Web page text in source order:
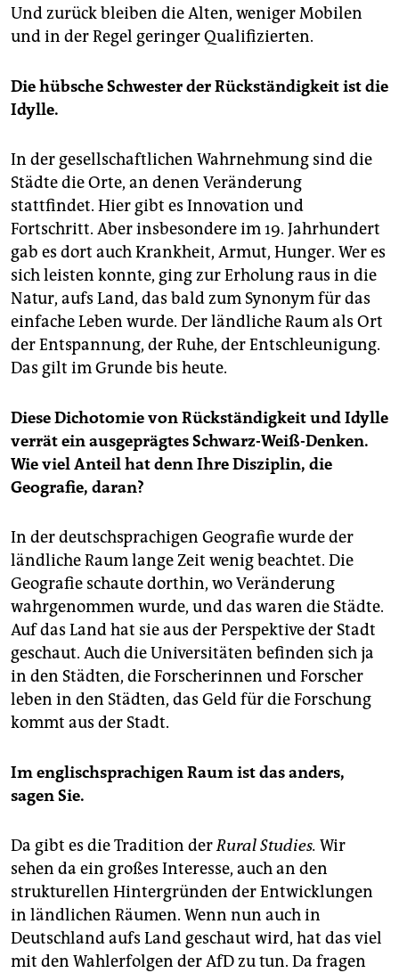
Und zurück bleiben die Alten, weniger Mobilen
und in der Regel geringer Qualifizierten.
Die hübsche Schwester der Rückständigkeit ist die
Idylle.
In der gesellschaftlichen Wahrnehmung sind die
Städte die Orte, an denen Veränderung
stattfindet. Hier gibt es Innovation und
Fortschritt. Aber insbesondere im 19. Jahrhundert
gab es dort auch Krankheit, Armut, Hunger. Wer es
sich leisten konnte, ging zur Erholung raus in die
Natur, aufs Land, das bald zum Synonym für das
einfache Leben wurde. Der ländliche Raum als Ort
der Entspannung, der Ruhe, der Entschleunigung.
Das gilt im Grunde bis heute.
Diese Dichotomie von Rückständigkeit und Idylle
verrät ein ausgeprägtes Schwarz-Weiß-Denken.
Wie viel Anteil hat denn Ihre Disziplin, die
Geografie, daran?
In der deutschsprachigen Geografie wurde der
ländliche Raum lange Zeit wenig beachtet. Die
Geografie schaute dorthin, wo Veränderung
wahrgenommen wurde, und das waren die Städte.
Auf das Land hat sie aus der Perspektive der Stadt
geschaut. Auch die Universitäten befinden sich ja
in den Städten, die Forscherinnen und Forscher
leben in den Städten, das Geld für die Forschung
kommt aus der Stadt.
Im englischsprachigen Raum ist das anders,
sagen Sie.
Da gibt es die Tradition derRural Studies. Wir
sehen da ein großes Interesse, auch an den
strukturellen Hintergründen der Entwicklungen
in ländlichen Räumen. Wenn nun auch in
Deutschland aufs Land geschaut wird, hat das viel
mit den Wahlerfolgen der AfD zu tun. Da fragen